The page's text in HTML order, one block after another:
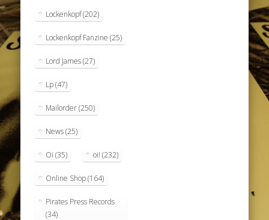
Lockenkopf(202)
Lockenkopf Fanzine (25)
Lord James(27)
Lp(47)
Mailorder(250)
News(25)
Oi (35) oi! (232)
Online Shop(164)
Pirates Press Records
(34)